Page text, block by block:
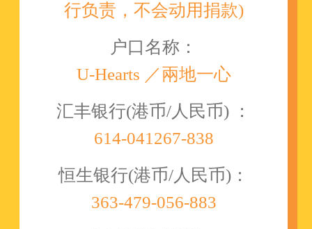
行负责，不会动用捐款)
户口名称：
U-Hearts ／兩地一心
汇丰银行(港币/人民币) ：
614-041267-838
恒生银行(港币/人民币)：
363-479-056-883